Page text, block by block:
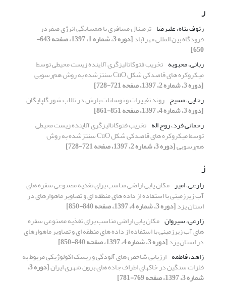
ر
رئوف پناه، علیرضا ترمینال مسافری با همسایگی انرژی صفردر
فرودگاه بین المللی مهرآباد [دوره 3، شماره 1، 1397، صفحه 643-
650]
ربانی، محبوبه تخریب فتوکاتالیزگری آلاینده زیست محیطی توسط
میکروکره های قاصدکی شکل CuO سنتزشده به روش ‌‌هم‌رسوبی
[دوره 3، شماره 2، 1397، صفحه 721-728]
رجایی، مسیح روند تغییرات و نوسانات بارش در تالاب شور گلپایگان
[دوره 3، شماره 4، 1397، صفحه 851-861]
رحمانی فرد، روح اله تخریب فتوکاتالیزگری آلاینده زیست محیطی
توسط میکروکره های قاصدکی شکل CuO سنتزشده به روش
‌‌هم‌رسوبی[دوره 3، شماره 2، 1397، صفحه 721-728]
ز
زارعی، امیر مکان یابی اراضی مناسب برای تغذیه مصنوعی سفره های
آب زیرزمینی با استفاده از داده های منطقه ای و تصاویر ماهوارهای در
استان یزد[دوره 3، شماره 4، 1397، صفحه 840-850]
زارعی، سیروان مکان یابی اراضی مناسب برای تغذیه مصنوعی سفره
های آب زیرزمینی با استفاده از داده های منطقه ای و تصاویر ماهوارهای
در استان یزد[دوره 3، شماره 4، 1397، صفحه 840-850]
زاهد، فاطمه ارزیابی شاخص های آلودگی و ریسک اکولوژیکی مربوط به
فلزات سنگین در خاکهای اطراف جاده های برون شهری ایران [دوره 3،
شماره 3، 1397، صفحه 769-781]